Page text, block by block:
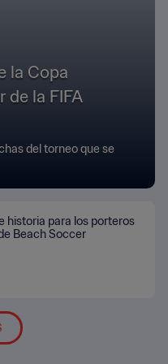
la Copa
de la FIFA
del torneo que se
historia para los porteros
Beach Soccer